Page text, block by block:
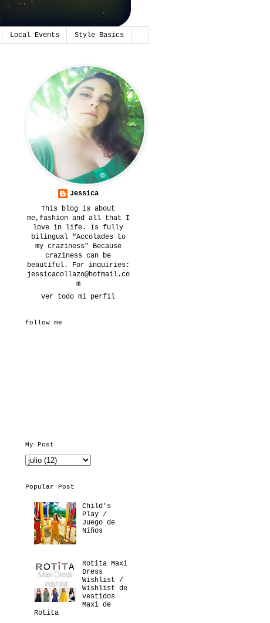
Local Events Style Basics
Jessica
This blog is about
me,fashion and all that I
love in life. Is fully
bilingual "Accolades to
my craziness" Because
craziness can be
beautiful. For inquiries:
jessicacollazo@hotmail.co
m
Ver todo mi perfil
follow me
My Post
Popular Post
Child's
Play /
Juego de
Niños
Rotita Maxi
Dress
Wishlist /
Wishlist de
vestidos
Maxi de
Rotita